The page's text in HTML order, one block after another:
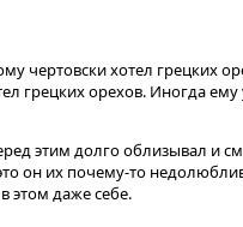
чертовски хотел грецких
грецких орехов. Иногда
этим долго облизывал и
он их почему-то
этом даже себе.